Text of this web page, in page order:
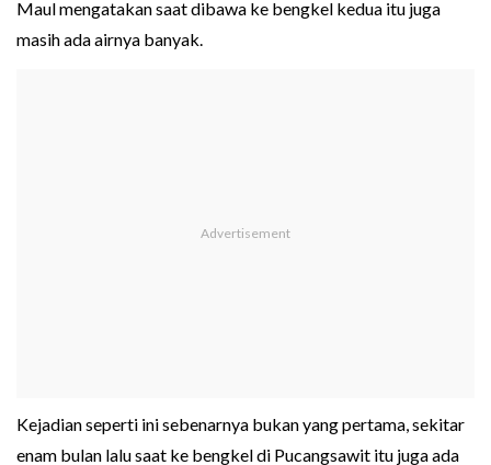
Maul mengatakan saat dibawa ke bengkel kedua itu juga
masih ada airnya banyak.
Kejadian seperti ini sebenarnya bukan yang pertama, sekitar
enam bulan lalu saat ke bengkel di Pucangsawit itu juga ada